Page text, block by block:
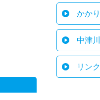
かか
中津
リンク